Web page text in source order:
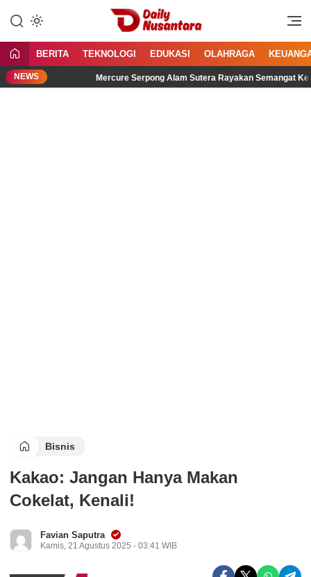
konten
Daily Nusantara
Menyajikan Fakta, Menginspirasi
BERITA TEKNOLOGI EDUKASI OLAHRAGA
NEWS Mercure Serpong Alam Sutera Rayakan Semangat
Bisnis
Kakao: Jangan Hanya Makan
Cokelat, Kenali!
Favian Saputra
Kamis, 21 Agustus 2025 - 03:41 WIB